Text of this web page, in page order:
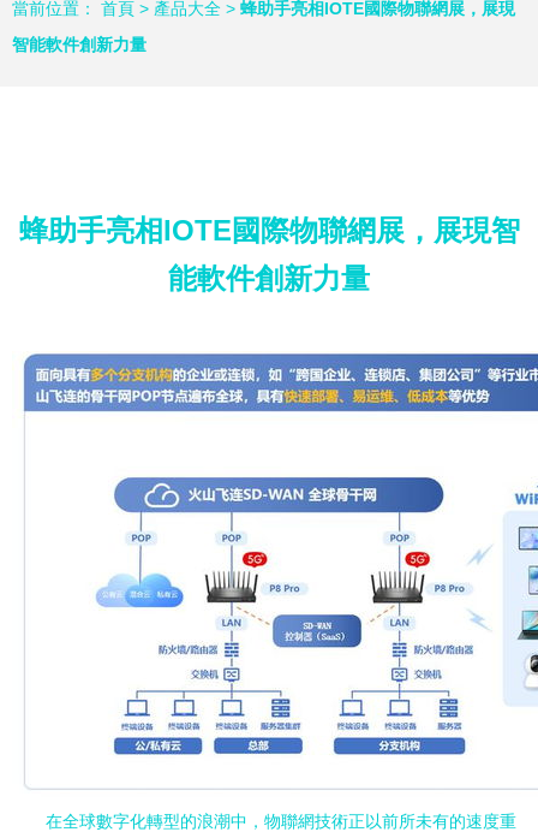
當前位置： 首頁 > 產品大全 > 蜂助手亮相IOTE國際物聯網展，展現
智能軟件創新力量
蜂助手亮相IOTE國際物聯網展，展現智
能軟件創新力量
在全球數字化轉型的浪潮中，物聯網技術正以前所未有的速度重